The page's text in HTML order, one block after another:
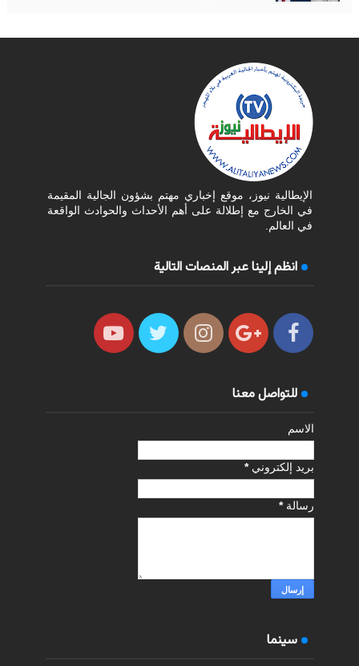
الإيطالية نيوز، موقع إخباري مهتم بشؤون الجالية المقيمة
في الخارج مع إطلالة على أهم الأحداث والحوادث الواقعة
في العالم.
انظم إلينا عبر المنصات التالية
للتواصل معنا
الاسم
بريد إلكتروني*
رسالة*
سينما